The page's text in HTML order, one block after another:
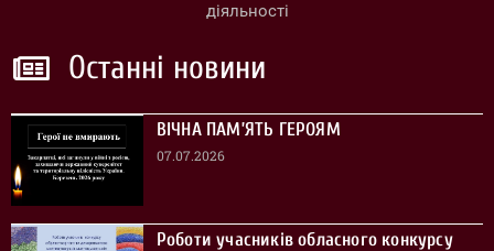
діяльності
Останні новини
ВІЧНА ПАМ’ЯТЬ ГЕРОЯМ
07.07.2026
Роботи учасників обласного конкурсу